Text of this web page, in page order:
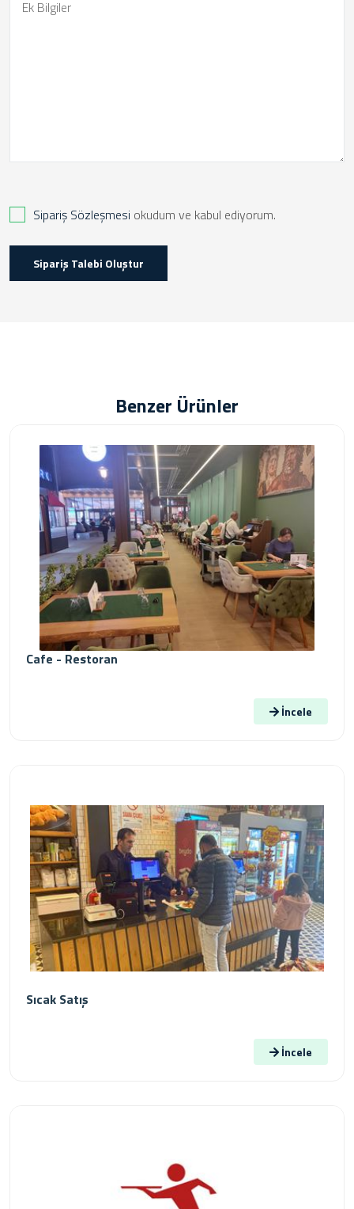
Sipariş Sözleşmesi okudum ve kabul ediyorum.
Sipariş Talebi Oluştur
Benzer Ürünler
Cafe - Restoran
İncele
Sıcak Satış
İncele